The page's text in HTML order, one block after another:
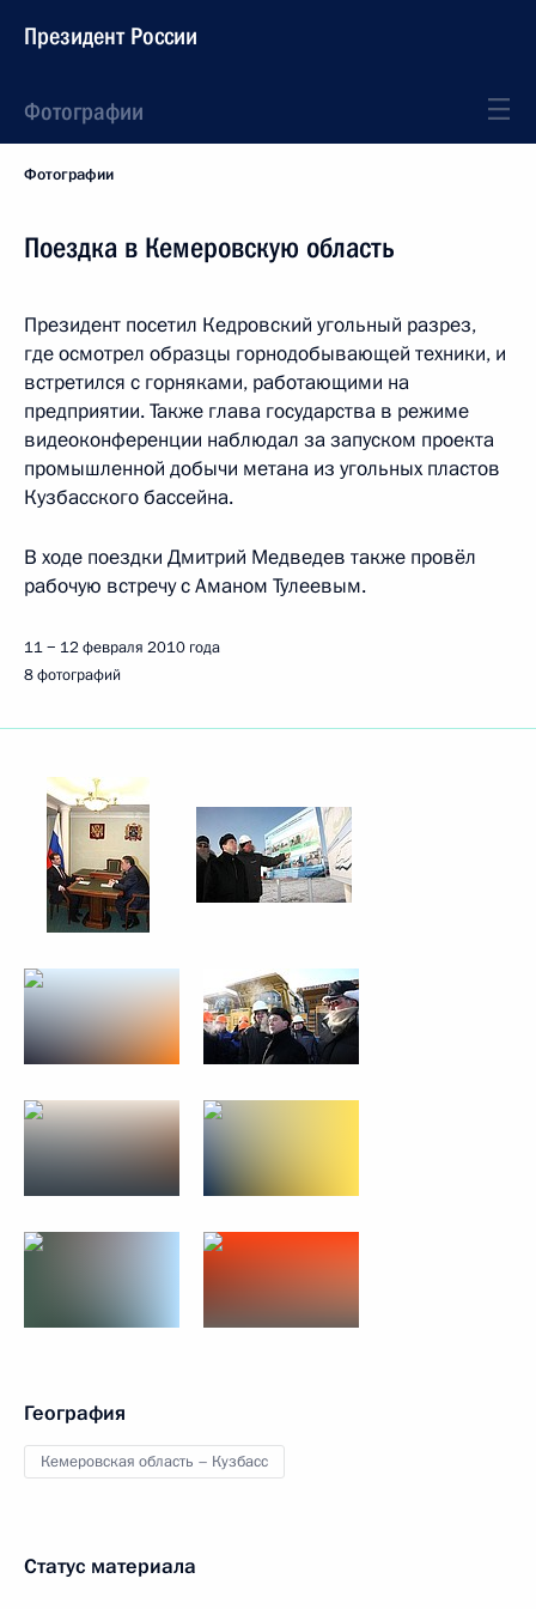
Президент России
Фотографии
Фотографии
Поездка в Кемеровскую область
Президент посетил Кедровский угольный разрез,
где осмотрел образцы горнодобывающей техники, и
встретился с горняками, работающими на
предприятии. Также глава государства в режиме
видеоконференции наблюдал за запуском проекта
промышленной добычи метана из угольных пластов
Кузбасского бассейна.
В ходе поездки Дмитрий Медведев также провёл
рабочую встречу с Аманом Тулеевым.
11 − 12 февраля 2010 года
8 фотографий
География
Кемеровская область – Кузбасс
Статус материала